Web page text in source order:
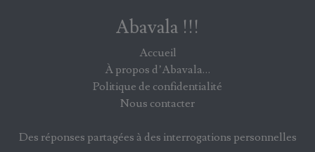
Abavala !!!
Accueil
À propos d’Abavala…
Politique de confidentialité
Nous contacter
Des réponses partagées à des interrogations personnelles